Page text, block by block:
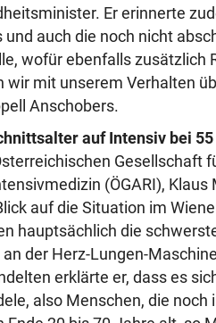
Er erinnerte
und auch die noch nicht
wofür ebenfalls zusätzlich
wir mit unserem Verhalten
Anschobers.
auf Intensiv bei
Gesellschaft
(ÖGARI),
auf die Situation im
hauptsächlich die
an der Herz-Lungen-
erklärte er, dass es
also Menschen, die noch